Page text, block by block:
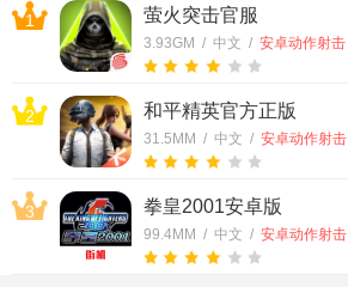
1 萤火突击官服
3.93GM / 中文 / 安卓动作射击
2 和平精英官方正版
31.5MM / 中文 / 安卓动作射击
3 拳皇2001安卓版
99.4MM / 中文 / 安卓动作射击